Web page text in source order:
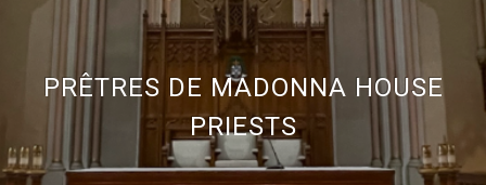
PRÊTRES DE MADONNA HOUSE
PRIESTS